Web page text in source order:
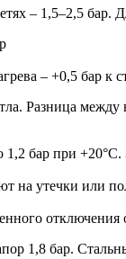
– 1,5–2,5 бар.
– +0,5 бар к
Разница
бар при
на утечки или
отключения
1,8 бар.